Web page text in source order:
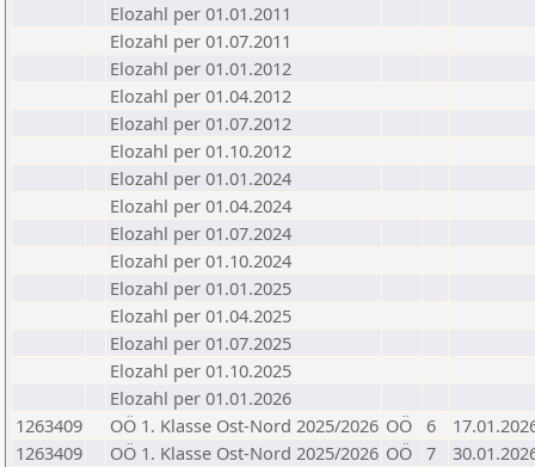
Elozahl per 01.01.2011
Elozahl per 01.07.2011
Elozahl per 01.01.2012
Elozahl per 01.04.2012
Elozahl per 01.07.2012
Elozahl per 01.10.2012
Elozahl per 01.01.2024
Elozahl per 01.04.2024
Elozahl per 01.07.2024
Elozahl per 01.10.2024
Elozahl per 01.01.2025
Elozahl per 01.04.2025
Elozahl per 01.07.2025
Elozahl per 01.10.2025
Elozahl per 01.01.2026
1263409
OÖ 1. Klasse Ost-Nord 2025/2026 OÖ 6
1263409
OÖ 1. Klasse Ost-Nord 2025/2026 OÖ 7